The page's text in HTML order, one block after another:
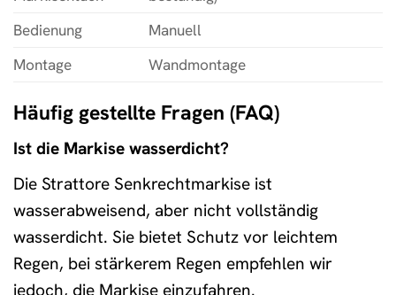
Bedienung
Manuell
Montage
Wandmontage
Häufig gestellte Fragen (FAQ)
Ist die Markise wasserdicht?
Die Strattore Senkrechtmarkise ist
wasserabweisend, aber nicht vollständig
wasserdicht. Sie bietet Schutz vor leichtem
Regen, bei stärkerem Regen empfehlen wir
jedoch, die Markise einzufahren.